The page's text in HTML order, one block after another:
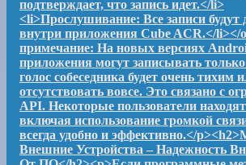
подтверждает, что запись идет.</li>
<li>Прослушивание: Все записи будут
внутри приложения Cube ACR.</li></
примечание: На новых версиях
приложения могут записывать
голос собеседника будет очень тихим
отсутствовать вовсе. Это связано с
API. Некоторые пользователи
включая использование громкой
всегда удобно и эффективно.</
Внешние Устройства – Надежность